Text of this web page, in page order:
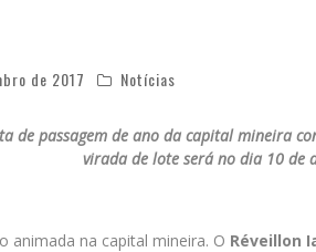
de 2017 Notícias
de passagem de ano da capital mineira
virada de lote será no dia 10 de
animada na capital mineira. O Réveillon